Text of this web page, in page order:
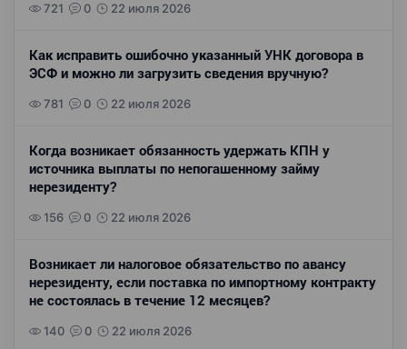
721 0 22 июля 2026
Как исправить ошибочно указанный УНК договора в
ЭСФ и можно ли загрузить сведения вручную?
781 0 22 июля 2026
Когда возникает обязанность удержать КПН у
источника выплаты по непогашенному займу
нерезиденту?
156 0 22 июля 2026
Возникает ли налоговое обязательство по авансу
нерезиденту, если поставка по импортному контракту
не состоялась в течение 12 месяцев?
140 0 22 июля 2026